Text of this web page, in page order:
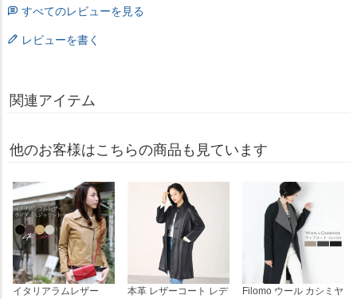
すべてのレビューを見る
レビューを書く
関連アイテム
他のお客様はこちらの商品も見ています
イタリアラムレザー
本革 レザーコート レデ
Filomo ウール カシミヤ